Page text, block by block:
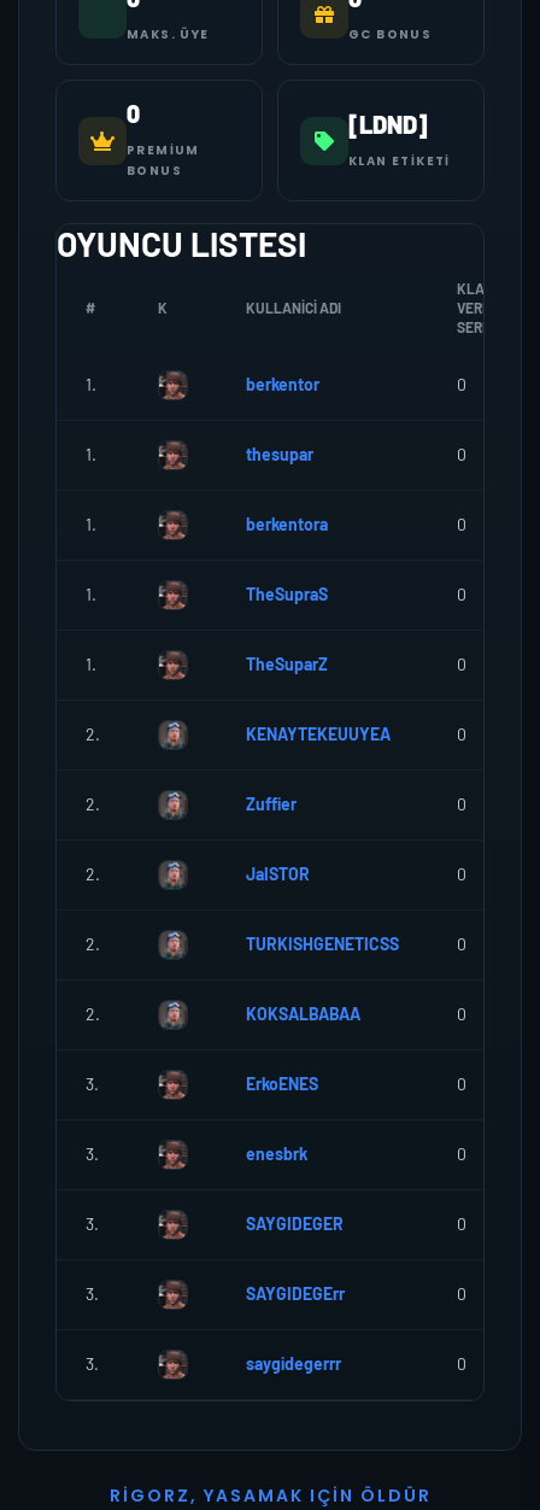
MAKS. ÜYE GC BONUS
0
PREMIUM
BONUS
[LDND]
KLAN ETIKETI
OYUNCU LISTESI
# K KULLANICI ADI
KLANA
VERDIGI
SEREF
1. berkentor 0
1. thesupar 0
1. berkentora 0
1. TheSupraS 0
1. TheSuparZ 0
2. KENAYTEKEUUYEA 0
2. Zuffier 0
2. JaISTOR 0
2. TURKISHGENETICSS 0
2. KOKSALBABAA 0
3. ErkoENES 0
3. enesbrk 0
3. SAYGIDEGER 0
3. SAYGIDEGErr 0
3. saygidegerrr 0
R I G O R Z, YASAMAK I ÇI N Ö L D Ü R